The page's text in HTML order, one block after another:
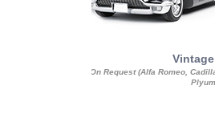
On Request (Alfa Romeo,